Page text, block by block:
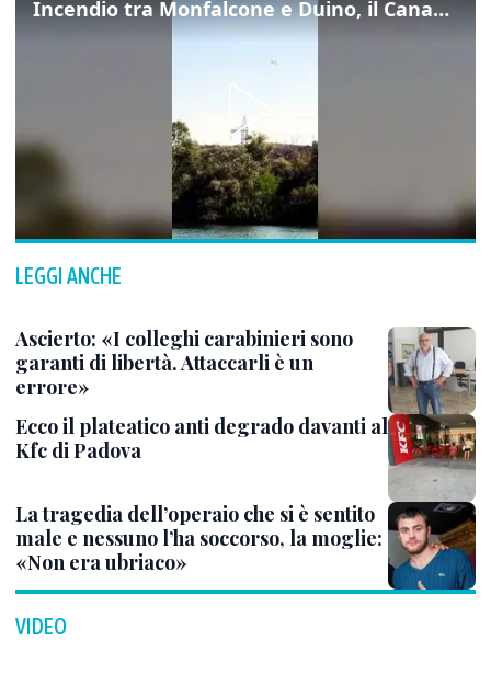
Incendio tra Monfalcone e Duino, il Canadair in azione per fermare le fiamme sul fronte dell’A4
LEGGI ANCHE
Ascierto: «I colleghi carabinieri sono
garanti di libertà. Attaccarli è un
errore»
Ecco il plateatico anti degrado davanti al
Kfc di Padova
La tragedia dell’operaio che si è sentito
male e nessuno l’ha soccorso, la moglie:
«Non era ubriaco»
VIDEO